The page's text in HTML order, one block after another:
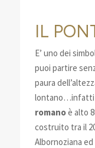
IL
E’ uno dei
puoi partire
paura
lontano…infatti
romanoè alto
costruito tra il
Albornoziana ed